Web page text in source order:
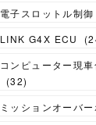
電子スロットル制御
LINK G4X ECU
(
コンピューター現
(32)
ミッションオーバ